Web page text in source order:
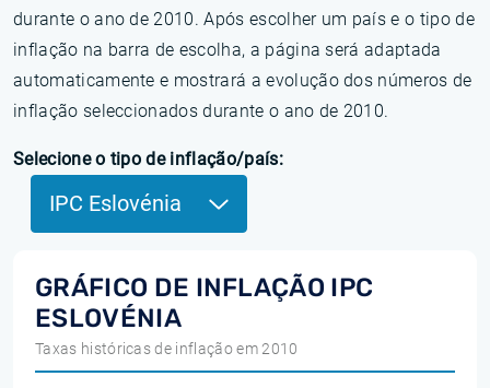
durante o ano de 2010. Após escolher um país e o tipo de
inflação na barra de escolha, a página será adaptada
automaticamente e mostrará a evolução dos números de
inflação seleccionados durante o ano de 2010.
Selecione o tipo de inflação/país:
IPC Eslovénia
GRÁFICO DE INFLAÇÃO IPC
ESLOVÉNIA
Taxas históricas de inflação em 2010